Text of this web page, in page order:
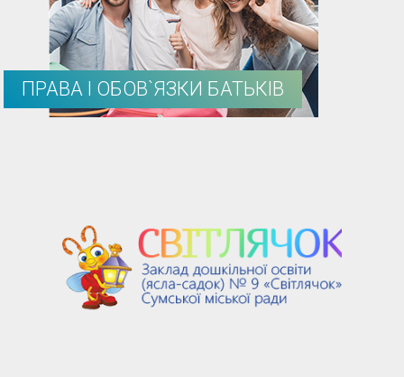
ПРАВА І ОБОВ`ЯЗКИ БАТЬКІВ